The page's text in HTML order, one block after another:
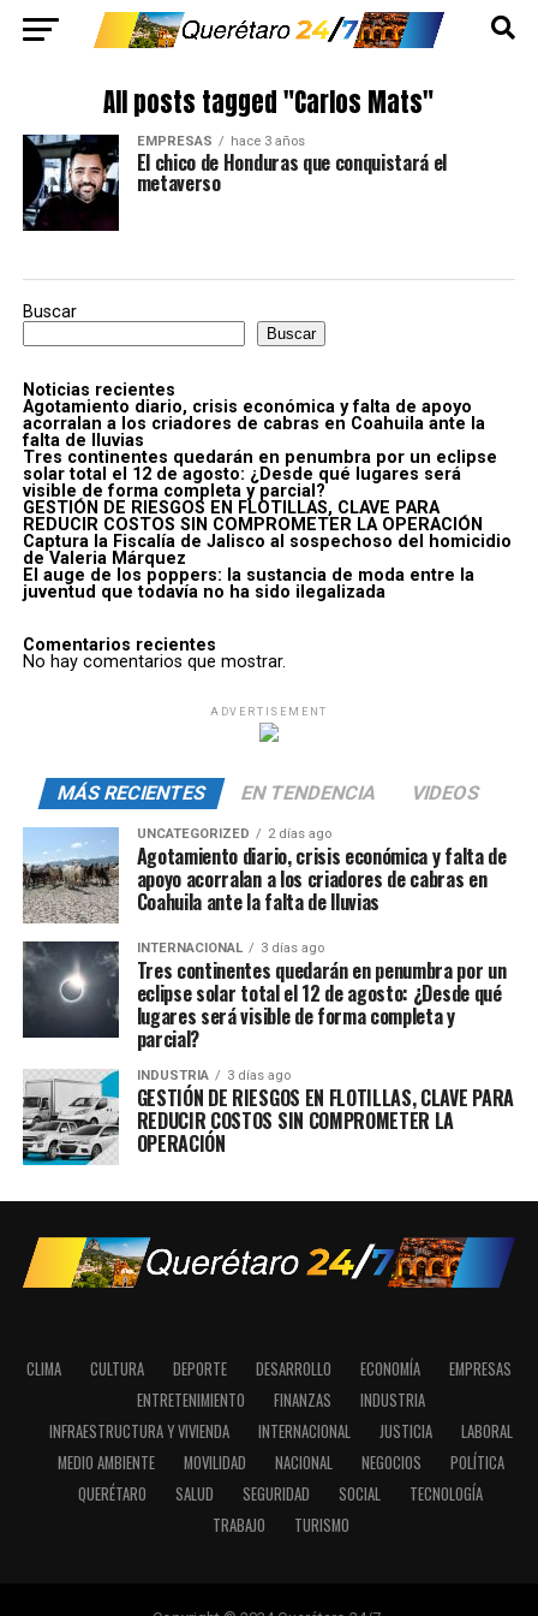
All posts tagged "Carlos Mats"
EMPRESAS hace 3 años
El chico de Honduras que conquistará el
metaverso
Buscar
Buscar
Noticias recientes
Agotamiento diario, crisis económica y falta de apoyo
acorralan a los criadores de cabras en Coahuila ante la
falta de lluvias
Tres continentes quedarán en penumbra por un eclipse
solar total el 12 de agosto: ¿Desde qué lugares será
visible de forma completa y parcial?
GESTIÓN DE RIESGOS EN FLOTILLAS, CLAVE PARA
REDUCIR COSTOS SIN COMPROMETER LA OPERACIÓN
Captura la Fiscalía de Jalisco al sospechoso del homicidio
de Valeria Márquez
El auge de los poppers: la sustancia de moda entre la
juventud que todavía no ha sido ilegalizada
Comentarios recientes
No hay comentarios que mostrar.
ADVERTISEMENT
MÁS RECIENTES EN TENDENCIA VIDEOS
UNCATEGORIZED 2 días ago
Agotamiento diario, crisis económica y falta de
apoyo acorralan a los criadores de cabras en
Coahuila ante la falta de lluvias
INTERNACIONAL 3 días ago
Tres continentes quedarán en penumbra por un
eclipse solar total el 12 de agosto: ¿Desde qué
lugares será visible de forma completa y
parcial?
INDUSTRIA 3 días ago
GESTIÓN DE RIESGOS EN FLOTILLAS, CLAVE PARA
REDUCIR COSTOS SIN COMPROMETER LA
OPERACIÓN
CLIMA CULTURA DEPORTE DESARROLLO ECONOMÍA
EMPRESAS
ENTRETENIMIENTO
FINANZAS
INDUSTRIA
INFRAESTRUCTURA Y VIVIENDA
INTERNACIONAL JUSTICIA
LABORAL
MEDIO AMBIENTE
MOVILIDAD NACIONAL NEGOCIOS
POLÍTICA
QUERÉTARO
SALUD SEGURIDAD SOCIAL
TECNOLOGÍA
TRABAJO
TURISMO